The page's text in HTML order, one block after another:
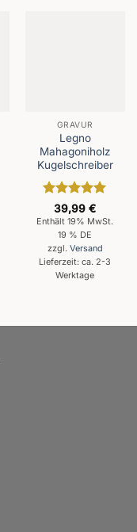
GRAVUR
Legno
Mahagoniholz
Kugelschreiber
Bewertet
mit5von
39,99€
Enthält 19% MwSt.
19 % DE
zzgl. Versand
Lieferzeit: ca. 2-3
Werktage